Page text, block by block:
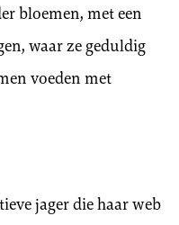
bloemen, met een
waar ze geduldig
voeden met
jager die haar web